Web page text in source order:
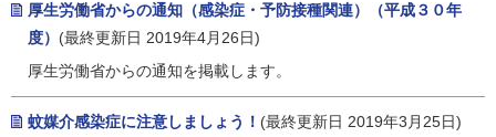
厚生労働省からの通知（感染症・予防接種関連）（平成３０年
度） (最終更新日 2019年4月26日)
厚生労働省からの通知を掲載します。
蚊媒介感染症に注意しましょう！ (最終更新日 2019年3月25日)